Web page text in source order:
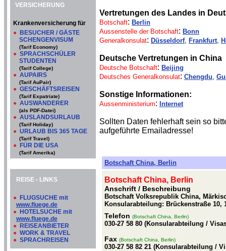
VERSICHERUNG
Krankenversicherung für
● BESUCHER / GÄSTE
SCHENGENVISUM
(Tarif Economy)
● SPRACHSCHÜLER
STUDENTEN
(Tarif College)
● AUPAIRS
(Tarif AuPair)
● GESCHÄFTSREISEN
(Tarif Expatriate)
● AUSWANDERER
(als PDF-Datei)
● AUSLANDSURLAUB
(Tarif Holiday)
● URLAUB BIS 365 TAGE
(Tarif Travel)
● FÜR DIE USA
(Tarif Amerika)
REISE - LINKS
● FLUGSUCHE mit
www.fluege.de
● HOTELSUCHE mit
www.fluege.de
● REISEANBIETER
● WORK & TRAVEL
● SPRACHREISEN
Vertretungen des Landes in
Botschaft: Berlin
Aussenstelle der Botschaft: Bonn
Generalkonsulat: Düsseldorf, Frankfurt,
Deutsche Vertretungen in China
Deutsche Botschaft: Beijing
Deutsches Generalkonsulat: Chengdu,
Sonstige Informationen:
Aussenministerium: Internet
Sollten Daten fehlerhaft sein so
aufgeführte Emailadresse!
Botschaft China, Berlin
Botschaft China, Berlin
Anschrift / Beschreibung
Botschaft Volksrepublik China,
Konsularabteilung: Brückenstraße 10,
Telefon (Botschaft China, Berlin)
030-27 58 80 (Konsularabteilung /
Fax (Botschaft China, Berlin)
030-27 58 82 21 (Konsularabteilung /